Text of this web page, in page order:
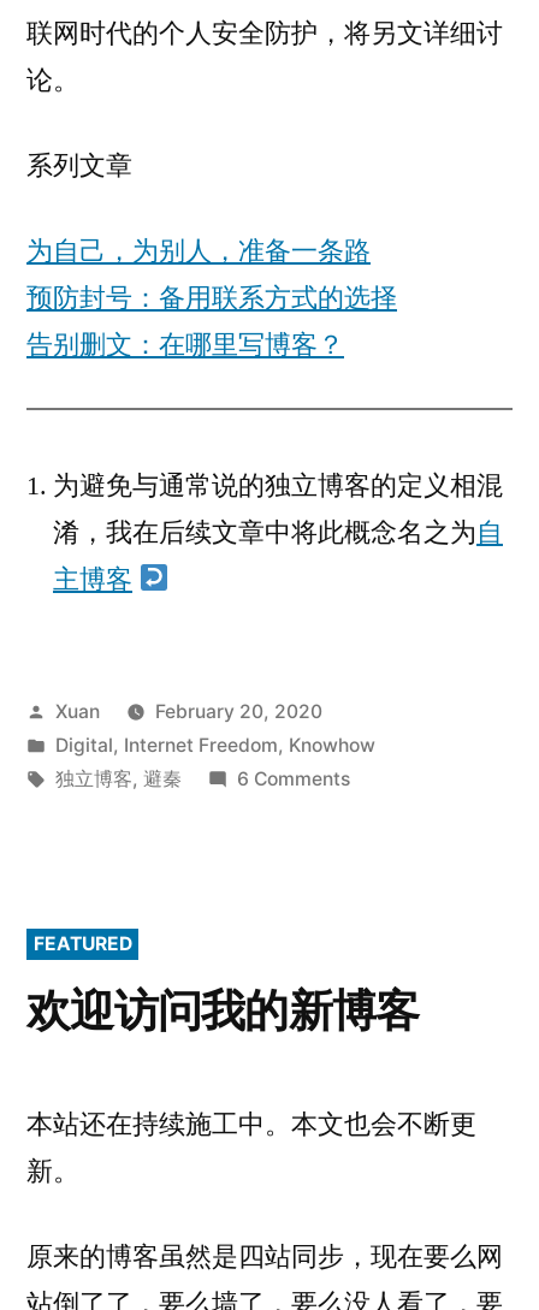
联网时代的个人安全防护，将另文详细讨
论。
系列文章
为自己，为别人，准备一条路
预防封号：备用联系方式的选择
告别删文：在哪里写博客？
为避免与通常说的独立博客的定义相混
淆，我在后续文章中将此概念名之为自
主博客
Posted
by
Xuan
February 20, 2020
Posted
in
Digital, Internet Freedom, Knowhow
Tags:
独立博客, 避秦 6 Commentson
准
条
FEATURED
欢迎访问我的新博客
本站还在持续施工中。本文也会不断更
新。
原来的博客虽然是四站同步，现在要么网